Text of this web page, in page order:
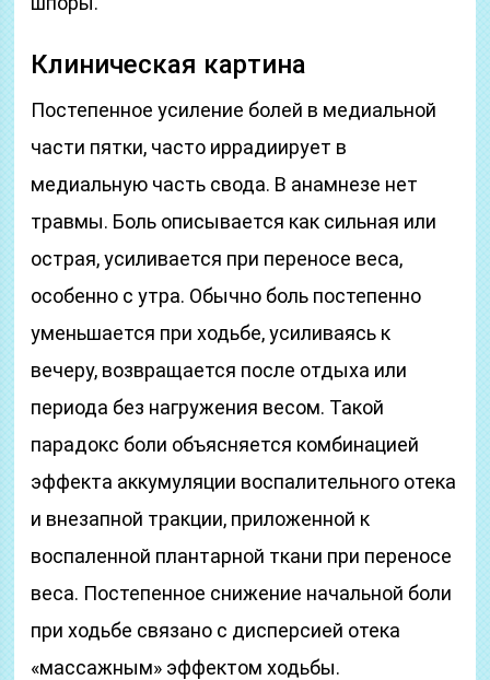
Клиническая картина
Постепенное усиление болей в медиальной
части пятки, часто иррадиирует в
медиальную часть свода. В анамнезе нет
травмы. Боль описывается как сильная или
острая, усиливается при переносе веса,
особенно с утра. Обычно боль постепенно
уменьшается при ходьбе, усиливаясь к
вечеру, возвращается после отдыха или
периода без нагружения весом. Такой
парадокс боли объясняется комбинацией
эффекта аккумуляции воспалительного отека
и внезапной тракции, приложенной к
воспаленной плантарной ткани при переносе
веса. Постепенное снижение начальной боли
при ходьбе связано с дисперсией отека
«массажным» эффектом ходьбы.